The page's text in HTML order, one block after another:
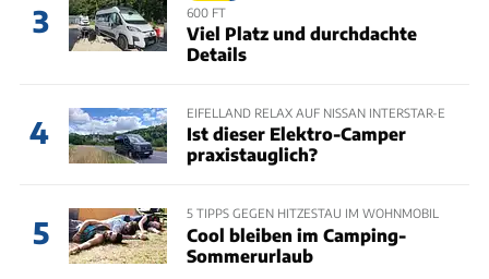
3
600 FT
Viel Platz und durchdachte
Details
4
EIFELLAND RELAX AUF NISSAN INTERSTAR-E
Ist dieser Elektro-Camper
praxistauglich?
5
5 TIPPS GEGEN HITZESTAU IM WOHNMOBIL
Cool bleiben im Camping-
Sommerurlaub